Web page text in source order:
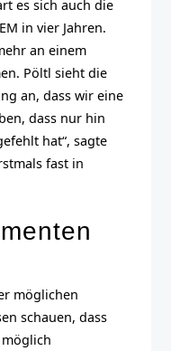
es sich auch die
in vier Jahren.
an einem
Pöltl sieht die
an, dass wir eine
dass nur hin
hat“, sagte
fast in
möglichen
schauen, dass